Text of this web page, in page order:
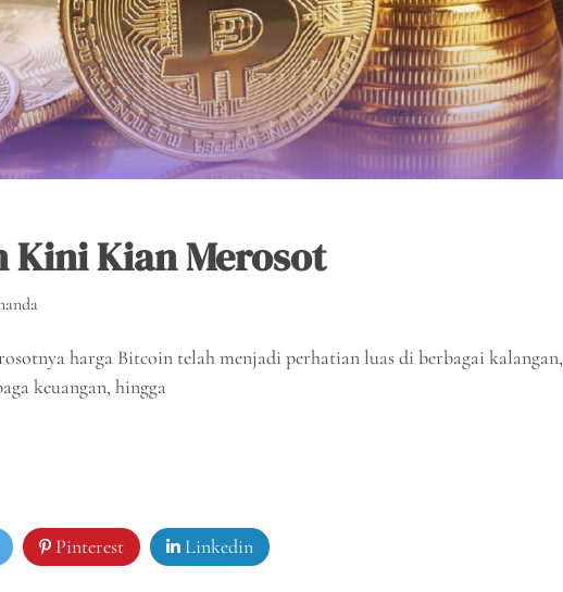
Kini Kian Merosot
harga Bitcoin telah menjadi perhatian luas di berbagai kalangan,
keuangan, hingga
Pinterest Linkedin